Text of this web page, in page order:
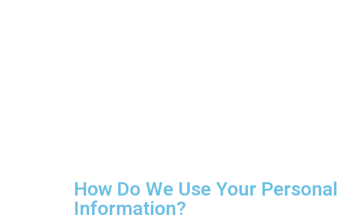
How Do We Use Your Personal
Information?